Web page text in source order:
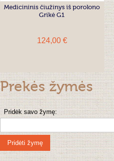
Medicininis čiužinys iš porolono
Grikė G1
124,00 €
Prekės žymės
Pridėk savo žymę:
Pridėti žymę